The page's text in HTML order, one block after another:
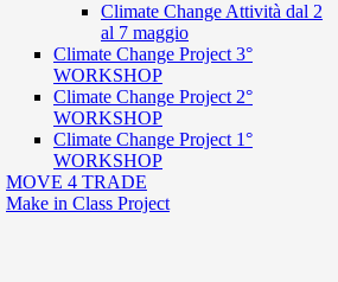
Climate Change Attività dal 2
al 7 maggio
Climate Change Project 3°
WORKSHOP
Climate Change Project 2°
WORKSHOP
Climate Change Project 1°
WORKSHOP
MOVE 4 TRADE
Make in Class Project